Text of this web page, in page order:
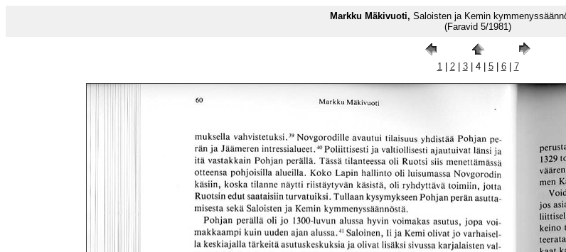
Markku Mäkivuoti, Saloisten ja Kemin
(Faravid 5/1981)
1| 2| 3| 4 | 5| 6| 7